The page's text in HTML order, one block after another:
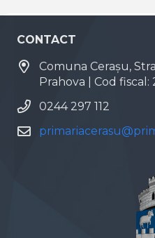
CONTACT
Comuna Cerașu,
Prahova | Cod fiscal:
0244 297 112